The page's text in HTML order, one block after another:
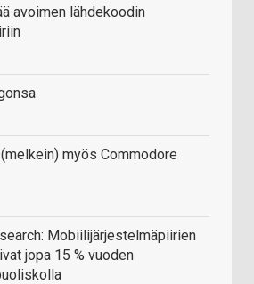
avoimen lähdekoodin
myös Commodore
Mobiilijärjestelmäpiirien
jopa 15 % vuoden